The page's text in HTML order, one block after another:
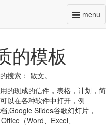
menu
的模板
搜索： 散文。
的现成的信件，表格，计划，简
以在各种软件中打开，例
,Google Slides谷歌幻灯片，
（Word、Excel、